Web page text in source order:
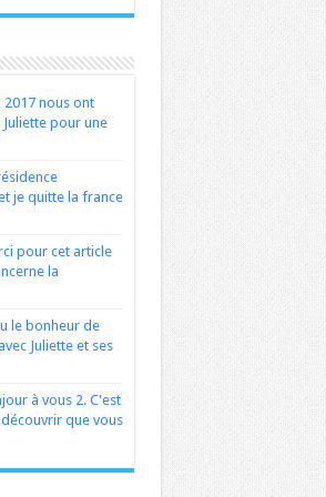
2017 nous ont
pour une
je quitte la france
pour cet article
la
le bonheur de
Juliette et ses
à vous 2. C'est
que vous